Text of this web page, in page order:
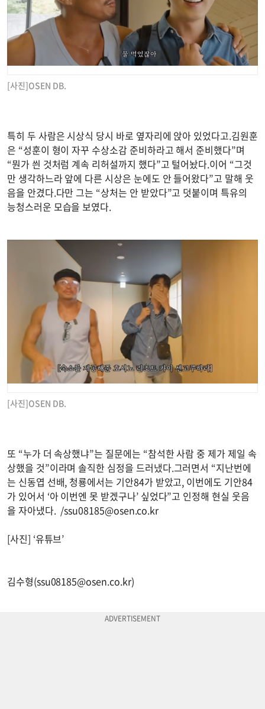
[사진]OSEN DB.
특히 두 사람은 시상식 당시 바로 옆자리에 앉아 있었다고.김원훈
은 “성훈이 형이 자꾸 수상소감 준비하라고 해서 준비했다”며
“뭔가 씐 것처럼 계속 리허설까지 했다”고 털어놨다.이어 “그것
만 생각하느라 앞에 다른 시상은 눈에도 안 들어왔다”고 말해 웃
음을 안겼다.다만 그는 “상처는 안 받았다”고 덧붙이며 특유의
능청스러운 모습을 보였다.
[사진]OSEN DB.
또 “누가 더 속상했냐”는 질문에는 “참석한 사람 중 제가 제일 속
상했을 것”이라며 솔직한 심정을 드러냈다.그러면서 “지난번에
는 신동엽 선배, 청룡에서는 기안84가 받았고, 이번에도 기안84
가 있어서 ‘아 이번엔 못 받겠구나’ 싶었다”고 인정해 현실 웃음
을 자아냈다. /ssu08185@osen.co.kr
[사진] ‘유튜브’
김수형(ssu08185@osen.co.kr)